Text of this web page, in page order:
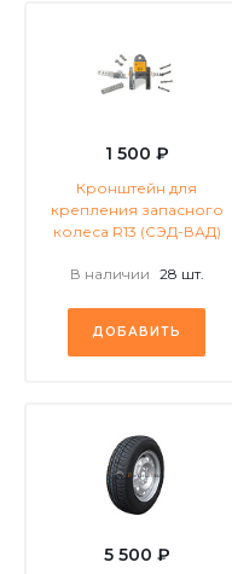
1 500 ₽
Кронштейн для
крепления запасного
колеса R13 (СЭД-ВАД)
В наличии 28 шт.
ДОБАВИТЬ
5 500 ₽